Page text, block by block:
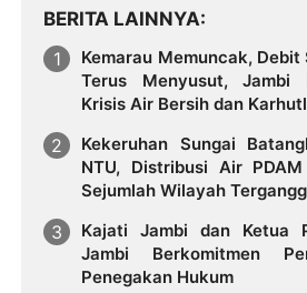
BERITA LAINNYA
Kemarau Memuncak, Debit
Terus Menyusut, Jambi
Krisis Air Bersih dan
Kekeruhan Sungai
NTU, Distribusi Air
Sejumlah Wilayah
Kajati Jambi dan Ketua
Jambi Berkomitmen
Penegakan Hukum